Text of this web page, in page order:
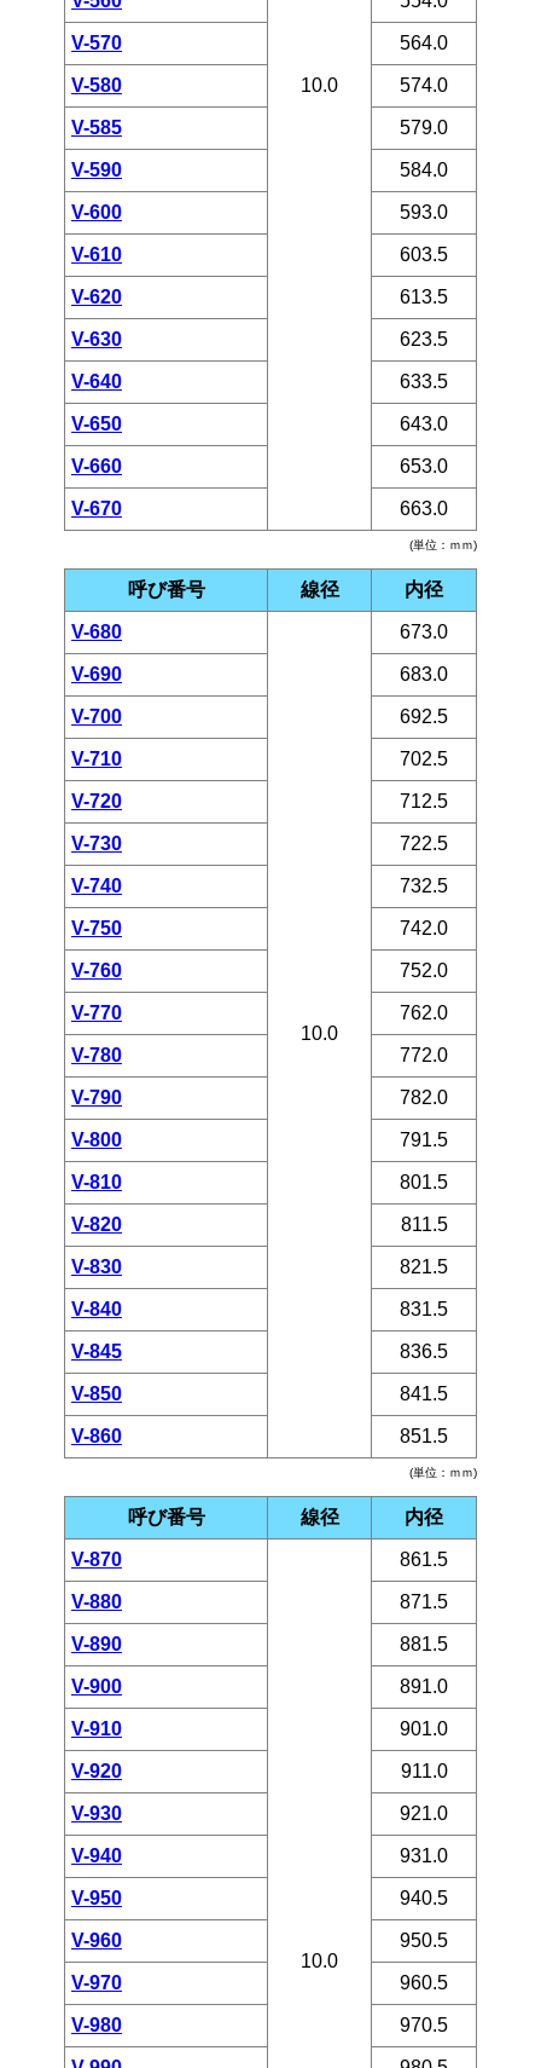
(単位：ｍｍ)
10.0
V-570 564.0
V-580 574.0
V-585 579.0
V-590 584.0
V-600 593.0
V-610 603.5
V-620 613.5
V-630 623.5
V-640 633.5
V-650 643.0
V-660 653.0
V-670 663.0
(単位：ｍｍ)
呼び番号 線径 内径
V-680
10.0
673.0
V-690 683.0
V-700 692.5
V-710 702.5
V-720 712.5
V-730 722.5
V-740 732.5
V-750 742.0
V-760 752.0
V-770 762.0
V-780 772.0
V-790 782.0
V-800 791.5
V-810 801.5
V-820 811.5
V-830 821.5
V-840 831.5
V-845 836.5
V-850 841.5
V-860 851.5
呼び番号 線径 内径
V-870
10.0
861.5
V-880 871.5
V-890 881.5
V-900 891.0
V-910 901.0
V-920 911.0
V-930 921.0
V-940 931.0
V-950 940.5
V-960 950.5
V-970 960.5
V-980 970.5